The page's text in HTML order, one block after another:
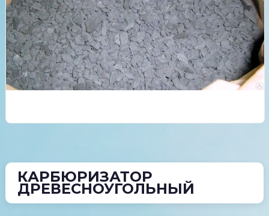
КАРБЮРИЗАТОР
ДРЕВЕСНОУГОЛЬНЫЙ